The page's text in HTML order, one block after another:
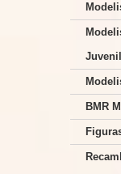
Juvenil
BMR